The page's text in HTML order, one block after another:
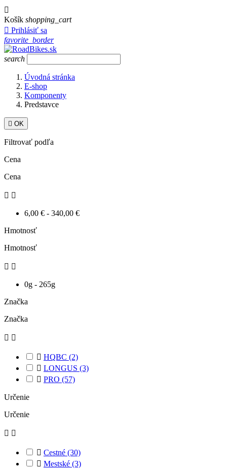

Košík shopping_cart
 Prihlásiť sa
favorite_border
search
Úvodná stránka
E-shop
Komponenty
Predstavce
 OK
Filtrovať podľa
Cena
Cena
 
6,00 € - 340,00 €
Hmotnosť
Hmotnosť
 
0g - 265g
Značka
Značka
 
 HQBC (2)
 LONGUS (3)
 PRO (57)
Určenie
Určenie
 
 Cestné (30)
 Mestské (3)